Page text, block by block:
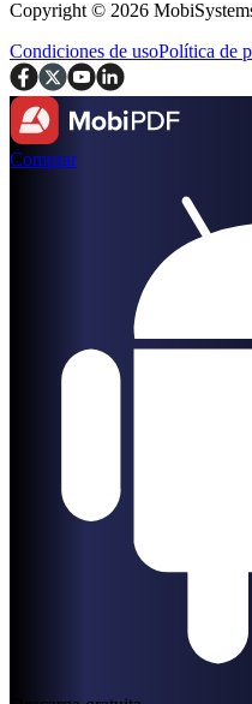
Copyright © 2026
Condiciones de usoPolítica de
Comprar